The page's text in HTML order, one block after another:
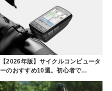
【2026年版】サイクルコンピュータ
ーのおすすめ10選。初心者で…